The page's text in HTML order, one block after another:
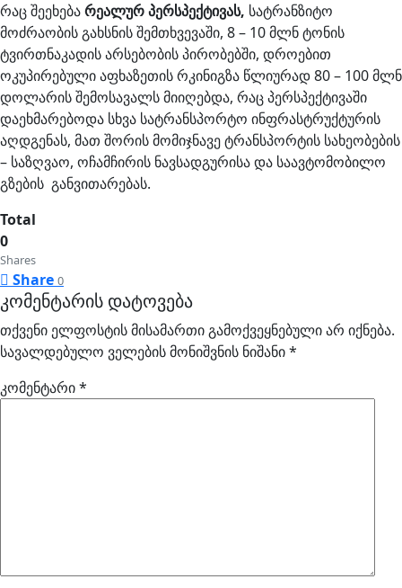
რაც შეეხებარეალურ პერსპექტივას, სატრანზიტო
მოძრაობის გახსნის შემთხვევაში, 8 – 10 მლნ ტონის
ტვირთნაკადის არსებობის პირობებში, დროებით
ოკუპირებული აფხაზეთის რკინიგზა წლიურად 80 – 100 მლნ
დოლარის შემოსავალს მიიღებდა, რაც პერსპექტივაში
დაეხმარებოდა სხვა სატრანსპორტო ინფრასტრუქტურის
აღდგენას, მათ შორის მომიჯნავე ტრანსპორტის სახეობების
– საზღვაო, ოჩამჩირის ნავსადგურისა და საავტომობილო
გზების განვითარებას.
Total
0
Shares
Share 0
კომენტარის დატოვება
თქვენი ელფოსტის მისამართი გამოქვეყნებული არ იქნება.
სავალდებულო ველების მონიშვნის ნიშანი*
კომენტარი*